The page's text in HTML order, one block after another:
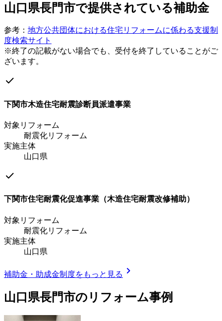
山口県長門市で提供されている補助金
参考： 地方公共団体における住宅リフォームに係わる支援制
度検索サイト
※終了の記載がない場合でも、受付を終了していることがご
ざいます。
check
下関市木造住宅耐震診断員派遣事業
対象リフォーム
耐震化リフォーム
実施主体
山口県
check
下関市住宅耐震化促進事業（木造住宅耐震改修補助）
対象リフォーム
耐震化リフォーム
実施主体
山口県
補助金・助成金制度をもっと見る chevron_right
山口県長門市のリフォーム事例